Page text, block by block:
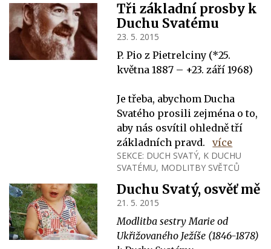
Tři základní prosby k
Duchu Svatému
23. 5. 2015
P. Pio z Pietrelciny (*25.
května 1887 – +23. září 1968)
Je třeba, abychom Ducha
Svatého prosili zejména o to,
aby nás osvítil ohledně tří
základních pravd.
více
SEKCE: DUCH SVATÝ, K DUCHU
SVATÉMU, MODLITBY SVĚTCŮ
Duchu Svatý, osvěť mě
21. 5. 2015
Modlitba sestry Marie od
Ukřižovaného Ježíše (1846-1878)